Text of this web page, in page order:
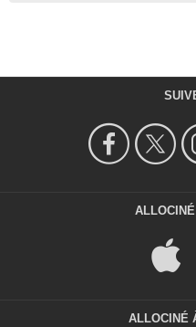
ALLOCINÉ